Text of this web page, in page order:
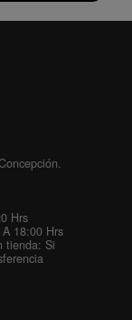
Hrs
18:00 Hrs
tienda: Si